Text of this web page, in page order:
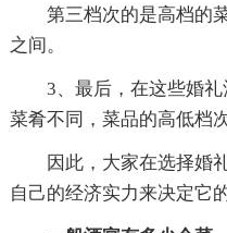
第三档次的是高档的
之间。
3、最后，在这些婚
菜肴不同，菜品的高低档
因此，大家在选择婚
自己的经济实力来决定它